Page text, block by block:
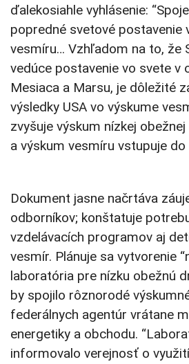
ďalekosiahle vyhlásenie:
popredné svetové postavenie
vesmíru… Vzhľadom na to, že
vedúce postavenie vo svete v
Mesiaca a Marsu, je dôležité
výsledky USA vo výskume
zvyšuje výskum nízkej
a výskum vesmíru vstupuje do
Dokument jasne načrtáva
odborníkov; konštatuje
vzdelávacích programov aj
vesmír. Plánuje sa vytvorenie
laboratória pre nízku obežnú
by spojilo rôznorodé
federálnych agentúr vrátane
energetiky a obchodu.
informovalo verejnosť o